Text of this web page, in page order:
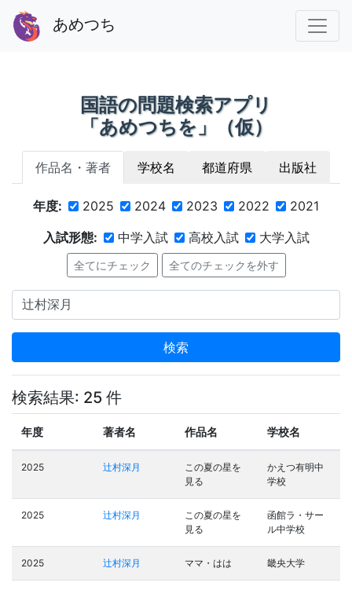
あめつち
国語の問題検索アプリ
「あめつちを」（仮）
作品名・著者 学校名 都道府県 出版社
年度: 2025 2024 2023 2022
2021
入試形態:
中学入試 高校入試 大学入試
全てにチェック 全てのチェックを外す
検索
検索結果: 25 件
年度 著者名 作品名 学校名
2025 辻村深月
この夏の星を
見る
かえつ有明中
学校
2025 辻村深月
この夏の星を
見る
函館ラ・サー
ル中学校
2025 辻村深月 ママ・はは 畿央大学